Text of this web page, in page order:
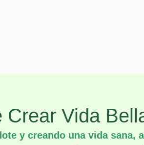
Crear Vida
y creando una vida sana,